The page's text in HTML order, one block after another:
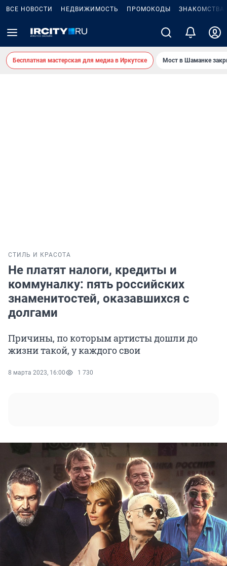
ВСЕ НОВОСТИ НЕДВИЖИМОСТЬ ПРОМОКОДЫ ЗНАКОМСТВА
Бесплатная мастерская для медиа в Иркутске Мост в Шаманке
СТИЛЬ И КРАСОТА
Не платят налоги, кредиты и
коммуналку: пять российских
знаменитостей, оказавшихся с
долгами
Причины, по которым артисты дошли до
жизни такой, у каждого свои
8 марта 2023, 16:00 1 730